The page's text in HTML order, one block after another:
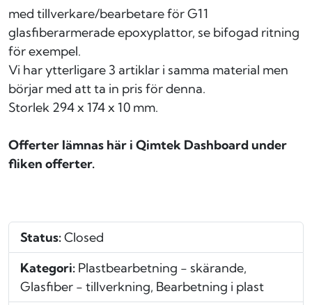
med tillverkare/bearbetare för G11
glasfiberarmerade epoxyplattor, se bifogad ritning
för exempel.
Vi har ytterligare 3 artiklar i samma material men
börjar med att ta in pris för denna.
Storlek 294 x 174 x 10 mm.
Offerter lämnas här i Qimtek Dashboard under
fliken offerter.
Status:Closed
Kategori: Plastbearbetning - skärande,
Glasfiber - tillverkning, Bearbetning i plast